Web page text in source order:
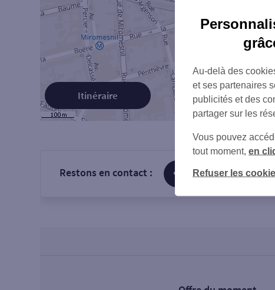
Itinéraire
Restons en contact : sur Facebook
Au-delà des
et ses partenaires
publicités et des
partager sur les
Vous pouvez
tout moment, en
Refuser les